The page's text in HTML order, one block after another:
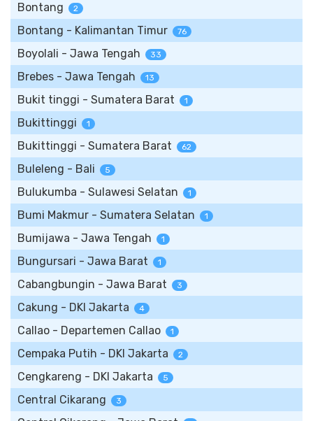
Bontang 2
Bontang - Kalimantan Timur 76
Boyolali - Jawa Tengah 33
Brebes - Jawa Tengah 13
Bukit tinggi - Sumatera Barat 1
Bukittinggi 1
Bukittinggi - Sumatera Barat 62
Buleleng - Bali 5
Bulukumba - Sulawesi Selatan 1
Bumi Makmur - Sumatera Selatan 1
Bumijawa - Jawa Tengah 1
Bungursari - Jawa Barat 1
Cabangbungin - Jawa Barat 3
Cakung - DKI Jakarta 4
Callao - Departemen Callao 1
Cempaka Putih - DKI Jakarta 2
Cengkareng - DKI Jakarta 5
Central Cikarang 3